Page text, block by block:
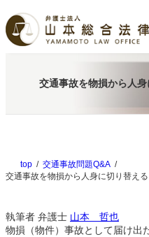
容
を
交通事故を物損から人
top
交通事故問題Q&A
交通事故を物損から人身に切り替え
執筆者 弁護士 山本 哲也
物損（物件）事故として届け出